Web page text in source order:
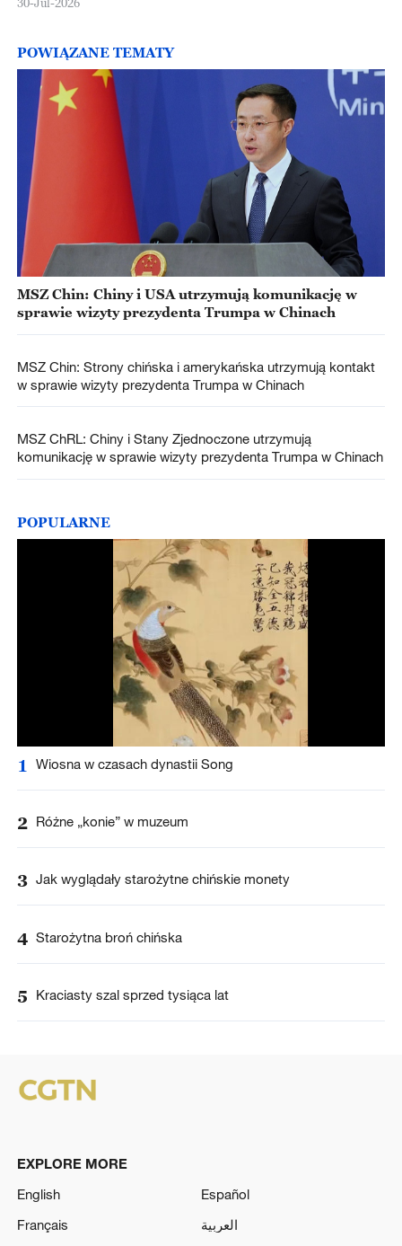
POWIĄZANE TEMATY
MSZ Chin: Chiny i USA utrzymują komunikację w
sprawie wizyty prezydenta Trumpa w Chinach
MSZ Chin: Strony chińska i amerykańska utrzymują kontakt
w sprawie wizyty prezydenta Trumpa w Chinach
MSZ ChRL: Chiny i Stany Zjednoczone utrzymują
komunikację w sprawie wizyty prezydenta Trumpa w Chinach
POPULARNE
1 Wiosna w czasach dynastii Song
2 Różne „konie” w muzeum
3 Jak wyglądały starożytne chińskie monety
4 Starożytna broń chińska
5 Kraciasty szal sprzed tysiąca lat
EXPLORE MORE
English
Español
Français
العربية